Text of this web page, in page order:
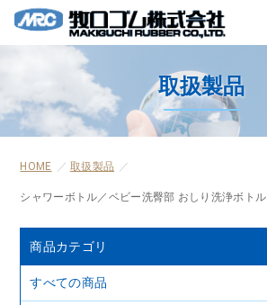
取扱製品
HOME 取扱製品
シャワーボトル／ベビー洗臀部 おしり洗浄ボトル
商品カテゴリ
すべての商品